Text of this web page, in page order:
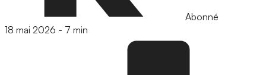
Abonné
18 mai 2026 - 7 min